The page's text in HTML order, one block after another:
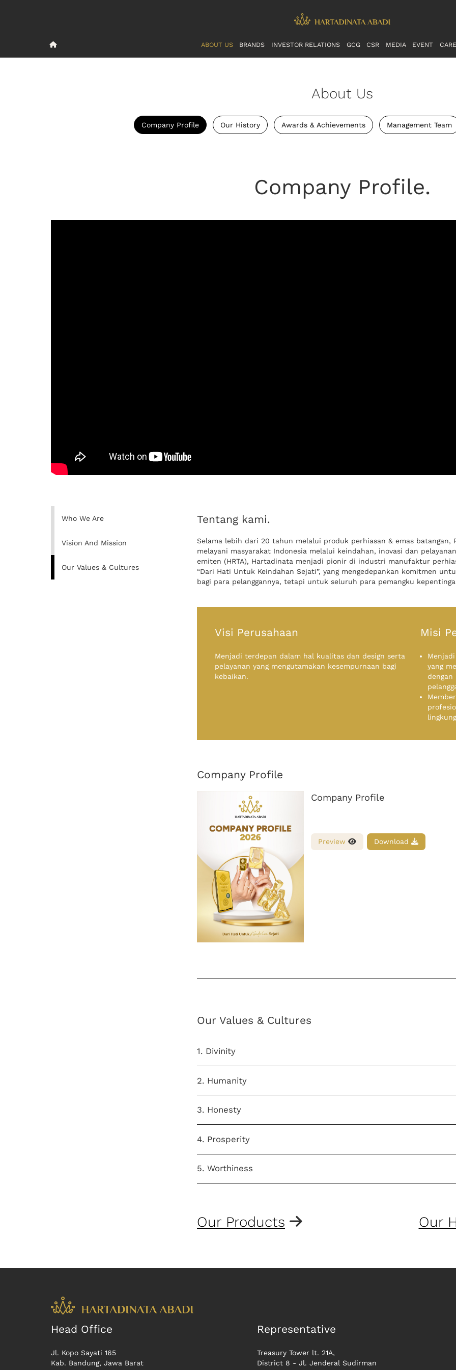
ABOUT US BRANDS INVESTOR RELATIONS GCG CSR MEDIA EVENT
About Us
Company Profile Our History Awards & Achievements Management Team
Company Profile.
Who We Are
Vision And Mission
Our Values & Cultures
Tentang kami.
Selama lebih dari 20 tahun melalui produk perhiasan & emas batangan,
melayani masyarakat Indonesia melalui keindahan, inovasi dan
emiten (HRTA), Hartadinata menjadi pionir di industri manufaktur
“Dari Hati Untuk Keindahan Sejati”, yang mengedepankan komitmen
bagi para pelanggannya, tetapi untuk seluruh para pemangku
Visi Perusahaan
Menjadi terdepan dalam hal kualitas dan design serta
pelayanan yang mengutamakan kesempurnaan bagi
kebaikan.
Misi
yang
dengan
Company Profile
Company Profile
Preview Download
Our Values & Cultures
1. Divinity
2. Humanity
3. Honesty
4. Prosperity
5. Worthiness
Our Products Our
Head Office
Jl. Kopo Sayati 165
Kab. Bandung, Jawa Barat
Representative
Treasury Tower lt. 21A,
District 8 - Jl. Jenderal Sudirman